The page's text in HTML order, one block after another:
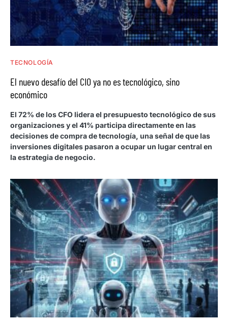
TECNOLOGÍA
El nuevo desafío del CIO ya no es tecnológico, sino
económico
El 72% de los CFO lidera el presupuesto tecnológico de sus
organizaciones y el 41% participa directamente en las
decisiones de compra de tecnología, una señal de que las
inversiones digitales pasaron a ocupar un lugar central en
la estrategia de negocio.